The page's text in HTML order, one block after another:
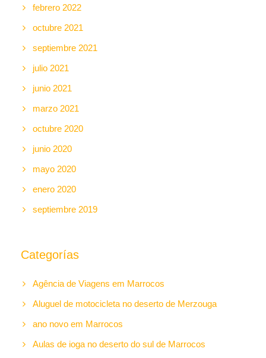
febrero 2022
octubre 2021
septiembre 2021
julio 2021
junio 2021
marzo 2021
octubre 2020
junio 2020
mayo 2020
enero 2020
septiembre 2019
Categorías
Agência de Viagens em Marrocos
Aluguel de motocicleta no deserto de Merzouga
ano novo em Marrocos
Aulas de ioga no deserto do sul de Marrocos